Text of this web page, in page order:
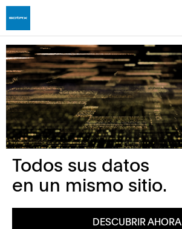
Todos sus datos
en un mismo sitio.
DESCUBRIR AHORA